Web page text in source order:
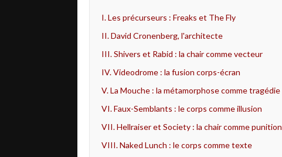
I. Les précurseurs : Freaks et The Fly
II. David Cronenberg, l'architecte
III. Shivers et Rabid : la chair comme vecteur
IV. Videodrome : la fusion corps-écran
V. La Mouche : la métamorphose comme tragédie
VI. Faux-Semblants : le corps comme illusion
VII. Hellraiser et Society : la chair comme punition
VIII. Naked Lunch : le corps comme texte